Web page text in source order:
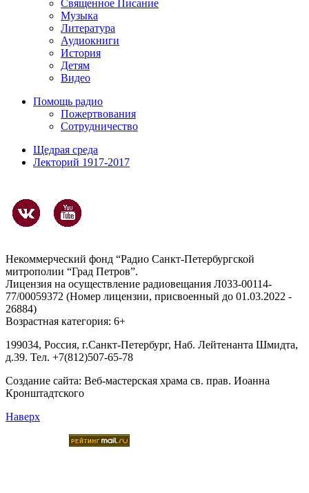
Священное Писание
Музыка
Литература
Аудиокниги
История
Детям
Видео
Помощь радио
Пожертвования
Сотрудничество
Щедрая среда
Лекторий 1917-2017
Некоммерческий фонд “Радио Санкт-Петербургской
митрополии “Град Петров”.
Лицензия на осуществление радиовещания Л033-00114-
77/00059372 (Номер лицензии, присвоенный до 01.03.2022 -
26884)
Возрастная категория: 6+
199034, Россия, г.Санкт-Петербург, Наб. Лейтенанта Шмидта,
д.39. Тел. +7(812)507-65-78
Создание сайта: Веб-мастерская храма св. прав. Иоанна
Кронштадтского
Наверх